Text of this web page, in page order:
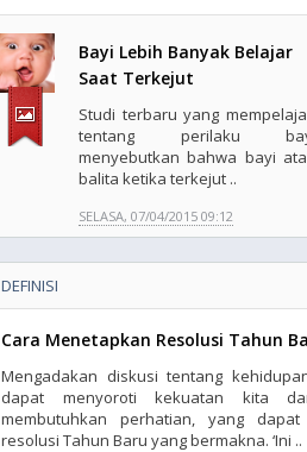
Bayi Lebih Banyak Belajar
Saat Terkejut
Studi terbaru yang
tentang perilaku
menyebutkan bahwa bayi
balita ketika terkejut ..
SELASA, 07/04/2015 09:12
DEFINISI
Cara Menetapkan Resolusi Tahun
Mengadakan diskusi tentang
dapat menyoroti kekuatan kita
membutuhkan perhatian, yang
resolusi Tahun Baru yang bermakna. ‘Ini ..